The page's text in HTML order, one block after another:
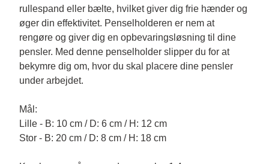
rullespand eller bælte, hvilket giver dig frie hænder og
øger din effektivitet. Penselholderen er nem at
rengøre og giver dig en opbevaringsløsning til dine
pensler. Med denne penselholder slipper du for at
bekymre dig om, hvor du skal placere dine pensler
under arbejdet.
Mål:
Lille - B: 10 cm / D: 6 cm / H: 12 cm
Stor - B: 20 cm / D: 8 cm / H: 18 cm